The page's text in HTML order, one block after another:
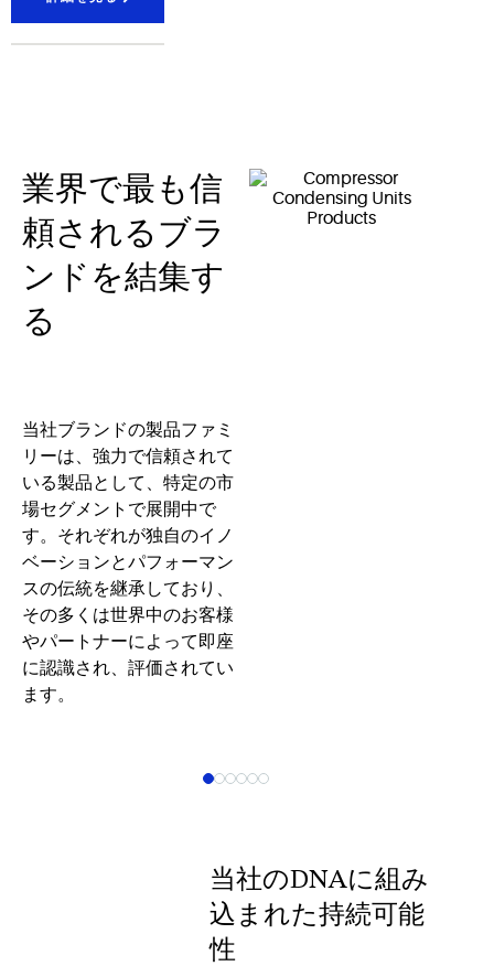
びイベン
ト履歴。
業界で最も信
頼されるブラ
ンドを結集す
る
当社ブランドの製品ファミ
リーは、強力で信頼されて
いる製品として、特定の市
場セグメントで展開中で
す。それぞれが独自のイノ
ベーションとパフォーマン
スの伝統を継承しており、
その多くは世界中のお客様
やパートナーによって即座
に認識され、評価されてい
ます。
当社のDNAに組み
込まれた持続可能
性